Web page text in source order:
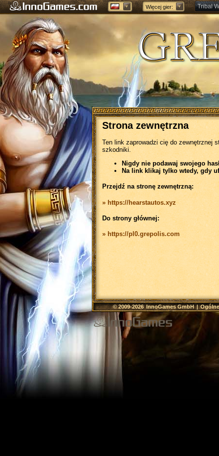
Więcej gier: Tribal
Forge
Strona zewnętrzna
Ten link zaprowadzi cię do zewnętrznej
szkodniki.
Nigdy nie podawaj swojego
Na link klikaj tylko wtedy, gdy
Przejdź na stronę zewnętrzną:
» https://hearstautos.xyz
Do strony głównej:
» https://pl0.grepolis.com
© 2009-2026InnoGames GmbH|